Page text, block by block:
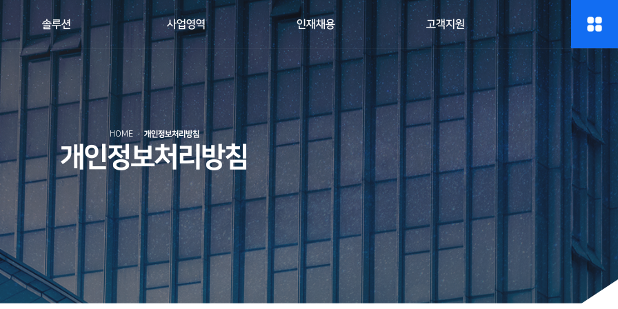
솔루션 사업영역 인재채용 고객지원
HOME 개인정보처리방침
개인정보처리방침